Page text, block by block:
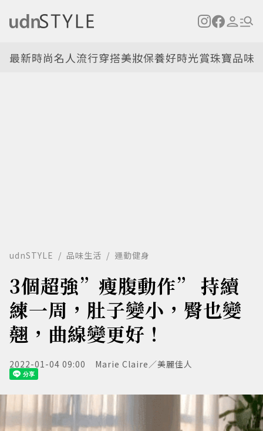
最新時尚名人流行穿搭美妝保養好時光賞珠寶品味
udnSTYLE 品味生活 運動健身
3個超強”瘦腹動作” 持續
練一周，肚子變小，臀也變
翹，曲線變更好！
2022-01-04 09:00 Marie Claire／美麗佳人